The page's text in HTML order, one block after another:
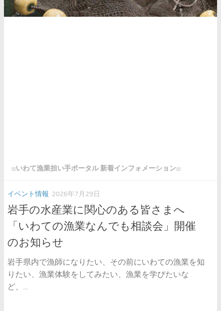
:::いわて漁業担い手ポータル 新着インフォメーション:::
イベント情報 2026年7月29日
岩手の水産業に関心のある皆さまへ
「いわての漁業なんでも相談会」開催
のお知らせ
岩手県内で漁師になりたい、その前にいわての漁業を知
りたい、漁業体験をしてみたい、漁業を学びたいな
ど、...